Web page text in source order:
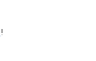
!